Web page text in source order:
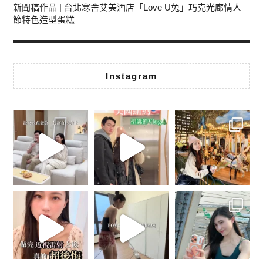
新聞稿作品 | 台北寒舍艾美酒店「Love U兔」巧克光廊情人
節特色造型蛋糕
Instagram